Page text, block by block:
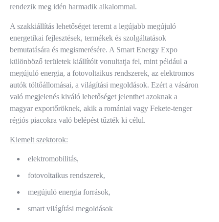
rendezik meg idén harmadik alkalommal.
A szakkiállítás lehetőséget teremt a legújabb megújuló
energetikai fejlesztések, termékek és szolgáltatások
bemutatására és megismerésére. A Smart Energy Expo
különböző területek kiállítóit vonultatja fel, mint például a
megújuló energia, a fotovoltaikus rendszerek, az elektromos
autók töltőállomásai, a világítási megoldások. Ezért a vásáron
való megjelenés kiváló lehetőséget jelenthet azoknak a
magyar exportőröknek, akik a romániai vagy Fekete-tenger
régiós piacokra való belépést tűzték ki célul.
Kiemelt szektorok:
elektromobilitás,
fotovoltaikus rendszerek,
megújuló energia források,
smart világítási megoldások